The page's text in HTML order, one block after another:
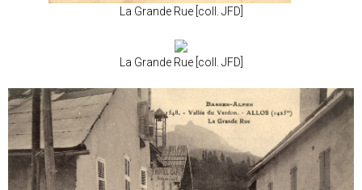
La Grande Rue [coll. JFD]
La Grande Rue [coll. JFD]